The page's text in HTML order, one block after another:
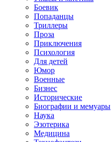
Боевик
Попаданцы
Триллеры
Проза
Приключения
Психология
Для детей
Юмор
Военные
Бизнес
Исторические
Биографии и мемуары
Наука
Эзотерика
Медицина